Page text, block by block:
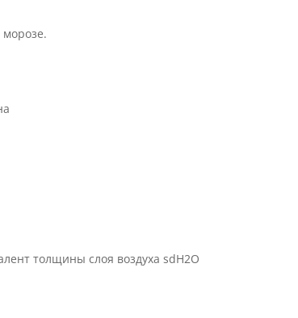
толщины слоя воздуха sdH2O